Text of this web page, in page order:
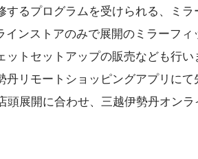
するプログラムを受けられる、ミ
インストアのみで展開のミラーフ
トセットアップの販売なども行
丹リモートショッピングアプリに
頭展開に合わせ、三越伊勢丹オンラ